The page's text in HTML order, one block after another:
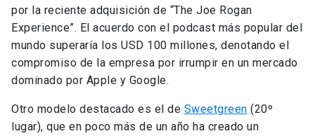
por la reciente adquisición de “The Joe Rogan
Experience”. El acuerdo con el podcast más popular del
mundo superaría los USD 100 millones, denotando el
compromiso de la empresa por irrumpir en un mercado
dominado por Apple y Google.
Otro modelo destacado es el de Sweetgreen (20º
lugar), que en poco más de un año ha creado un